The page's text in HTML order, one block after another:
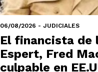
06/08/2026 - JUDICIALES
El financista de
Espert, Fred
culpable en